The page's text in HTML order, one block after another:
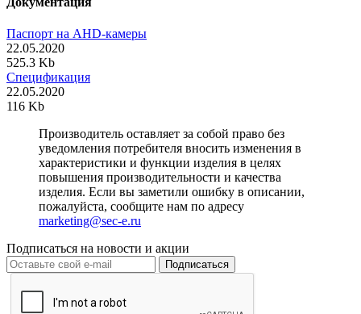
Паспорт на AHD-камеры
22.05.2020
525.3 Kb
Спецификация
22.05.2020
116 Kb
Производитель оставляет за собой право без
уведомления потребителя вносить изменения в
характеристики и функции изделия в целях
повышения производительности и качества
изделия. Если вы заметили ошибку в описании,
пожалуйста, сообщите нам по адресу
marketing@sec-e.ru
Подписаться на новости и акции
Подписаться